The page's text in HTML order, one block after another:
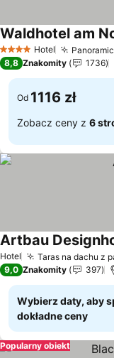
4 KategoriaHotel
Waldhotel am
8,8 Znakomity 1736
Od 1116 zł
Zobacz ceny z 6
Hotel Taras na dachu z
Artbau
9,0 Znakomity 397
Wybierz daty, aby
dokładne ceny
Popularny obiekt